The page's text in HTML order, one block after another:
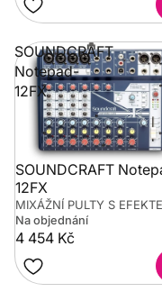
SOUNDCRAFT
Notepad-
12FX
SOUNDCRAFT
12FX
MIXÁŽNÍ PULTY S
Na objednání
4 454 Kč